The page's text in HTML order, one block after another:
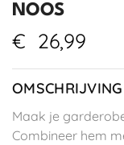
NOOS
€ 26,99
OMSCHRIJVING
Maak je
Combineer hem